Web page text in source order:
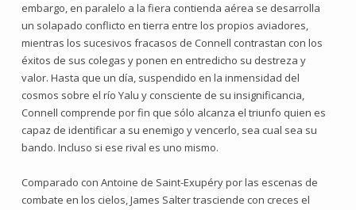
embargo, en paralelo a la fiera contienda aérea se desarrolla
un solapado conflicto en tierra entre los propios aviadores,
mientras los sucesivos fracasos de Connell contrastan con los
éxitos de sus colegas y ponen en entredicho su destreza y
valor. Hasta que un día, suspendido en la inmensidad del
cosmos sobre el río Yalu y consciente de su insignificancia,
Connell comprende por fin que sólo alcanza el triunfo quien es
capaz de identificar a su enemigo y vencerlo, sea cual sea su
bando. Incluso si ese rival es uno mismo.
Comparado con Antoine de Saint-Exupéry por las escenas de
combate en los cielos, James Salter trasciende con creces el